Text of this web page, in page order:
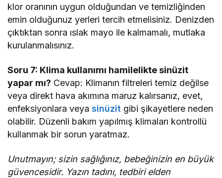
klor oranının uygun olduğundan ve temizliğinden
emin olduğunuz yerleri tercih etmelisiniz. Denizden
çıktıktan sonra ıslak mayo ile kalmamalı, mutlaka
kurulanmalısınız.
Soru 7: Klima kullanımı hamilelikte sinüzit
yapar mı? Cevap: Klimanın filtreleri temiz değilse
veya direkt hava akımına maruz kalırsanız, evet,
enfeksiyonlara veyasinüzit gibi şikayetlere neden
olabilir. Düzenli bakım yapılmış klimaları kontrollü
kullanmak bir sorun yaratmaz.
Unutmayın; sizin sağlığınız, bebeğinizin en büyük
güvencesidir. Yazın tadını, tedbiri elden